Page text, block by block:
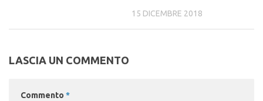
15 DICEMBRE 2018
LASCIA UN COMMENTO
Commento *